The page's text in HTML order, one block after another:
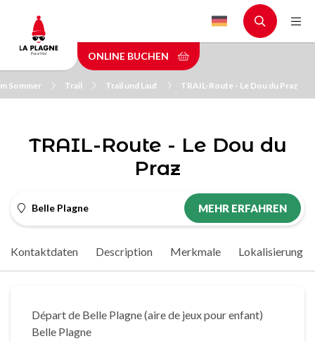
main
content
ONLINE BUCHEN
Sommer Trail Trail und Lauf TRAIL-Route - Le Dou du Praz
TRAIL-Route - Le Dou du
Praz
Belle Plagne MEHR ERFAHREN
Kontaktdaten Description Merkmale Lokalisierung
Départ de Belle Plagne (aire de jeux pour enfant)
Belle Plagne